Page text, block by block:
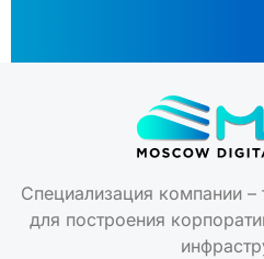
Специализация компании
для построения